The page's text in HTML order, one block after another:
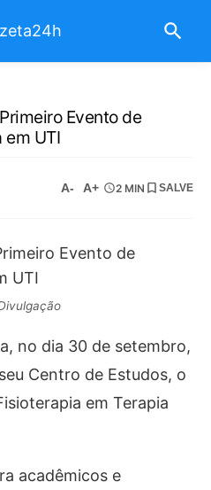
Evento de
em UTI
A- A+ 2 MIN SALVE
no dia 30 de setembro,
Centro de Estudos, o
em Terapia
acadêmicos e